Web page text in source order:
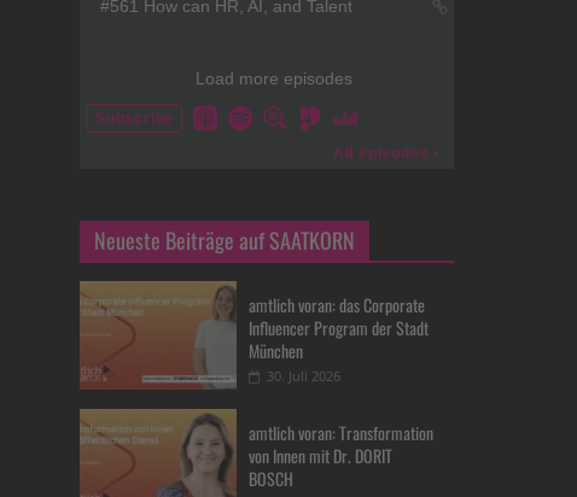
Neueste Beiträge auf SAATKORN
amtlich voran: das Corporate
Influencer Program der Stadt
München
30. Juli 2026
amtlich voran: Transformation
von Innen mit Dr. DORIT
BOSCH